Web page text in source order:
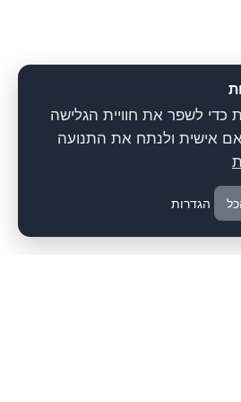
כדי לשפר את חוויית הגלישה
אישית ולנתח את התנועה
הגדרות